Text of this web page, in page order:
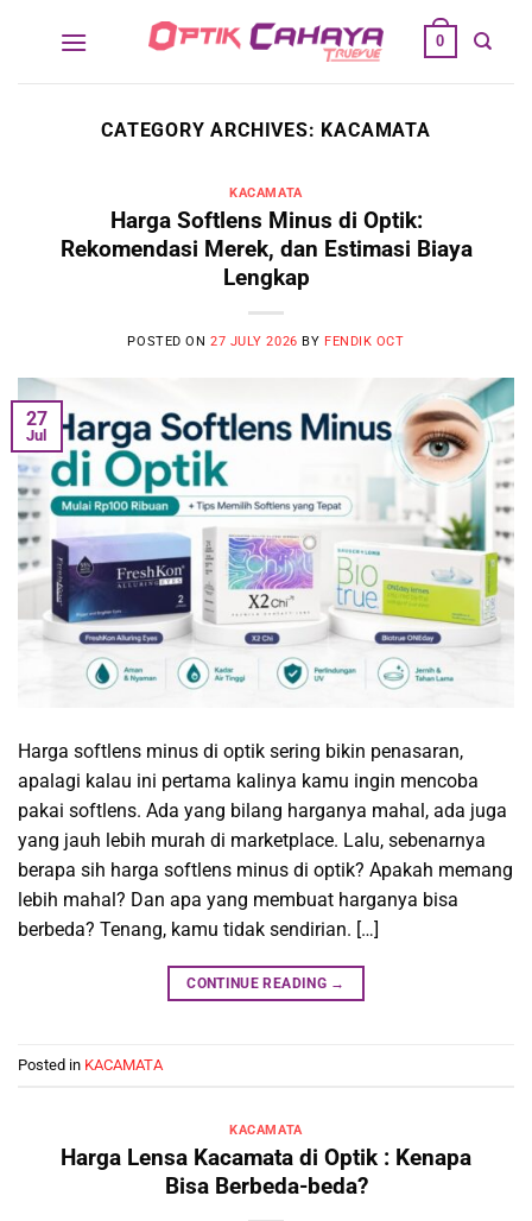
0
CATEGORY ARCHIVES: KACAMATA
KACAMATA
Harga Softlens Minus di Optik:
Rekomendasi Merek, dan Estimasi Biaya
Lengkap
POSTED ON 27 JULY 2026 BY FENDIK OCT
27
Jul
Harga softlens minus di optik sering bikin penasaran,
apalagi kalau ini pertama kalinya kamu ingin mencoba
pakai softlens. Ada yang bilang harganya mahal, ada juga
yang jauh lebih murah di marketplace. Lalu, sebenarnya
berapa sih harga softlens minus di optik? Apakah memang
lebih mahal? Dan apa yang membuat harganya bisa
berbeda? Tenang, kamu tidak sendirian. […]
CONTINUE READING →
Posted in KACAMATA
KACAMATA
Harga Lensa Kacamata di Optik : Kenapa
Bisa Berbeda-beda?